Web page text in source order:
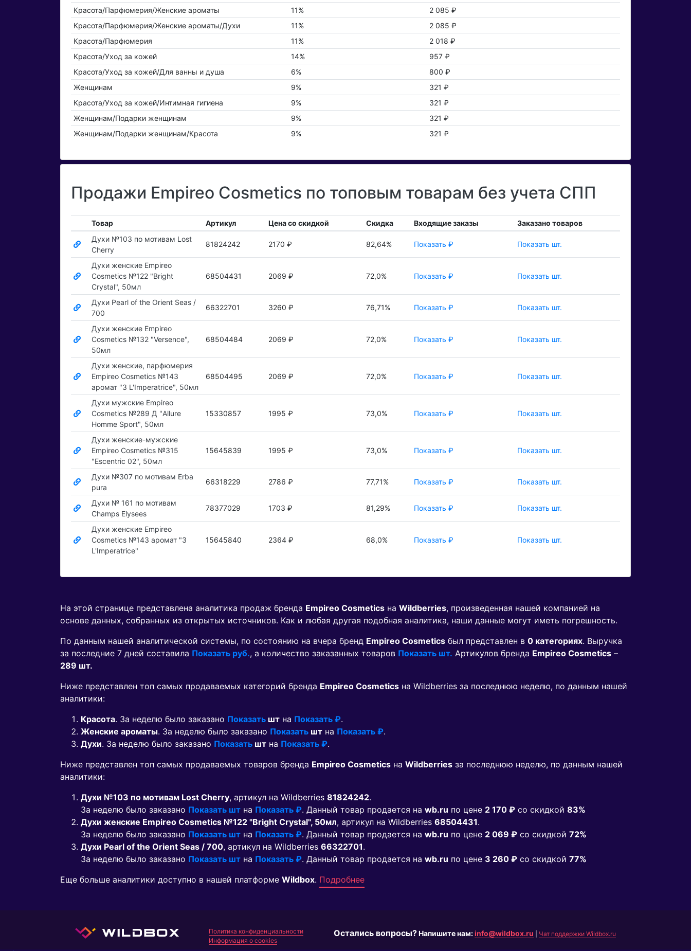
Красота/Парфюмерия/Женские ароматы
11%
2 085 ₽
Красота/Парфюмерия/Женские ароматы/Духи
11%
2 085 ₽
Красота/Парфюмерия
11%
2 018 ₽
Красота/Уход за кожей
14%
957 ₽
Красота/Уход за кожей/Для ванны и душа
6%
800 ₽
Женщинам
9%
321 ₽
Красота/Уход за кожей/Интимная гигиена
9%
321 ₽
Женщинам/Подарки женщинам
9%
321 ₽
Женщинам/Подарки женщинам/Красота
9% 321 ₽
Продажи Empireo Cosmetics по топовым товарам без учета СПП
Товар Артикул Цена со скидкой Скидка Входящие заказы
Заказано товаров
Духи №103 по мотивам Lost
Cherry
81824242 2170 ₽ 82,64% Показать ₽ Показать шт.
Духи женские Empireo
Cosmetics №122 "Bright
Crystal", 50мл
68504431 2069 ₽ 72,0% Показать ₽ Показать шт.
Духи Pearl of the Orient Seas /
700
66322701 3260 ₽ 76,71% Показать ₽ Показать шт.
Духи женские Empireo
Cosmetics №132 "Versence",
50мл
68504484 2069 ₽ 72,0% Показать ₽ Показать шт.
Духи женские, парфюмерия
Empireo Cosmetics №143
аромат "3 L'Imperatrice", 50мл
68504495 2069 ₽ 72,0% Показать ₽ Показать шт.
Духи мужские Empireo
Cosmetics №289 Д "Allure
Homme Sport", 50мл
15330857 1995 ₽ 73,0% Показать ₽ Показать шт.
Духи женские-мужские
Empireo Cosmetics №315
"Escentric 02", 50мл
15645839 1995 ₽ 73,0% Показать ₽ Показать шт.
Духи №307 по мотивам Erba
pura
66318229 2786 ₽ 77,71% Показать ₽ Показать шт.
Духи № 161 по мотивам
Champs Elysees
78377029 1703 ₽ 81,29% Показать ₽ Показать шт.
Духи женские Empireo
Cosmetics №143 аромат "3
L'Imperatrice"
15645840 2364 ₽ 68,0% Показать ₽ Показать шт.
На этой странице представлена аналитика продаж бренда Empireo Cosmetics на Wildberries, произведенная нашей компанией на
основе данных, собранных из открытых источников. Как и любая другая подобная аналитика, наши данные могут иметь погрешность.
По данным нашей аналитической системы, по состоянию на вчера бренд Empireo Cosmetics был представлен в 0 категориях. Выручка
за последние 7 дней составила Показать руб., а количество заказанных товаров Показать шт. Артикулов бренда Empireo Cosmetics –
289 шт.
Ниже представлен топ самых продаваемых категорий бренда Empireo Cosmetics на Wildberries за последнюю неделю, по данным нашей
аналитики:
Красота. За неделю было заказано Показать шт на Показать ₽.
Женские ароматы. За неделю было заказано Показать шт на Показать ₽.
Духи. За неделю было заказано Показать шт на Показать ₽.
Ниже представлен топ самых продаваемых товаров бренда Empireo Cosmetics на Wildberries за последнюю неделю, по данным нашей
аналитики:
Духи №103 по мотивам Lost Cherry, артикул на Wildberries 81824242.
За неделю было заказано Показать шт на Показать ₽. Данный товар продается на wb.ru по цене 2 170 ₽ co скидкой 83%
Духи женские Empireo Cosmetics №122 "Bright Crystal", 50мл, артикул на Wildberries 68504431.
За неделю было заказано Показать шт на Показать ₽. Данный товар продается на wb.ru по цене 2 069 ₽ co скидкой 72%
Духи Pearl of the Orient Seas / 700, артикул на Wildberries 66322701.
За неделю было заказано Показать шт на Показать ₽. Данный товар продается на wb.ru по цене 3 260 ₽ co скидкой 77%
Еще больше аналитики доступно в нашей платформе Wildbox. Подробнее
Политика конфиденциальности
Информация о cookies
Остались вопросы?Напишите нам:info@wildbox.ru Чат поддержки Wildbox.ru